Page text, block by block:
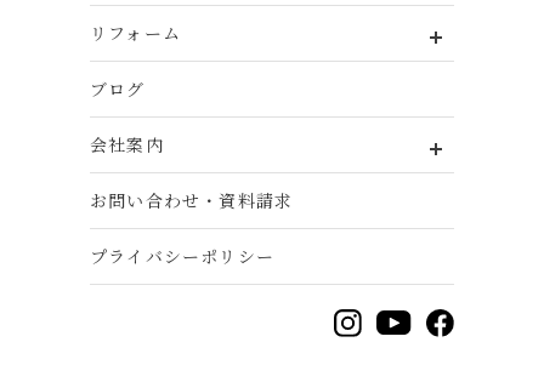
リフォーム
ブログ
会社案内
お問い合わせ・資料請求
プライバシーポリシー